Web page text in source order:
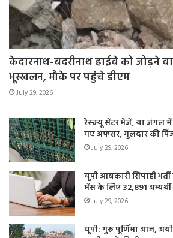
केदारनाथ-बदरीनाथ हाईवे को जोड़ने
भूस्खलन, मौके पर पहुंचे डीएम
July 29, 2026
रेस्क्यू सेंटर भेजें, या जंगल में
गए अफसर, गुलदार की
July 29, 2026
यूपी आबकारी सिपाही भर्ती
मेंस के लिए 32,891
July 29, 2026
यूपी: गुरु पूर्णिमा आज,